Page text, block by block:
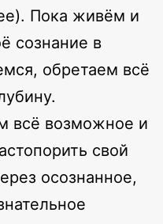
Пока живём и
сознание в
обретаем всё
всё возможное и
свой
осознанное,